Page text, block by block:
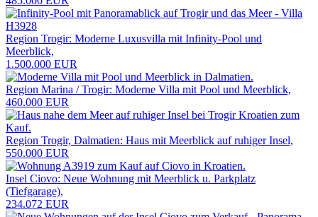
Region Trogir: Moderne Luxusvilla mit Infinity-Pool und
Meerblick,
1.500.000 EUR
Region Marina / Trogir: Moderne Villa mit Pool und Meerblick,
460.000 EUR
Region Trogir, Dalmatien: Haus mit Meerblick auf ruhiger Insel,
550.000 EUR
Insel Ciovo: Neue Wohnung mit Meerblick u. Parkplatz
(Tiefgarage),
234.072 EUR